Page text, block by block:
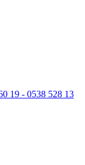
19 - 0538 528 13